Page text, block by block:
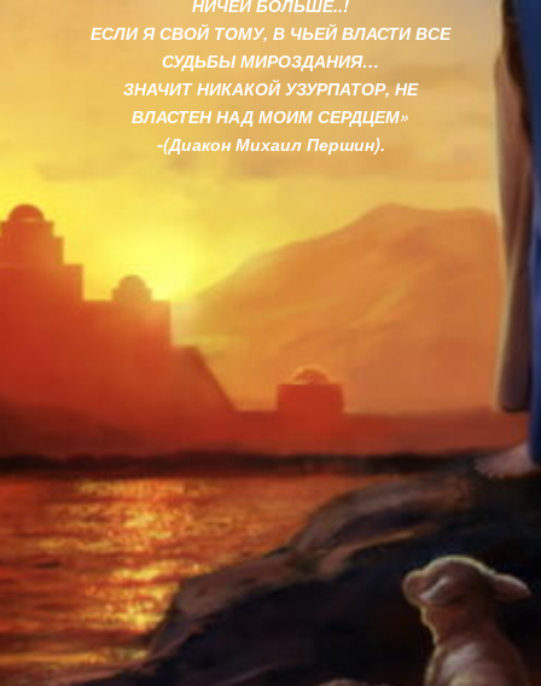
НИЧЕЙ БОЛЬШЕ..!
ЕСЛИ Я СВОЙ ТОМУ, В ЧЬЕЙ ВЛАСТИ ВСЕ
СУДЬБЫ МИРОЗДАНИЯ…
ЗНАЧИТ НИКАКОЙ УЗУРПАТОР, НЕ
ВЛАСТЕН НАД МОИМ СЕРДЦЕМ»
-(Диакон Михаил Першин).